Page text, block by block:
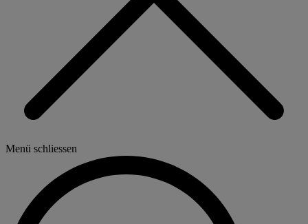
Menü schliessen